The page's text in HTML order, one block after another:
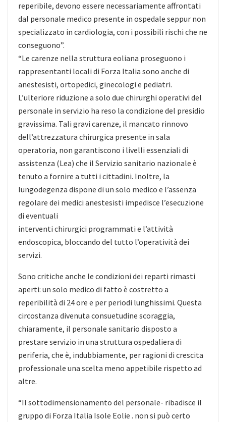
reperibile, devono essere necessariamente affrontati
dal personale medico presente in ospedale seppur non
specializzato in cardiologia, con i possibili rischi che ne
conseguono”.
“Le carenze nella struttura eoliana proseguono i
rappresentanti locali di Forza Italia sono anche di
anestesisti, ortopedici, ginecologi e pediatri.
L’ulteriore riduzione a solo due chirurghi operativi del
personale in servizio ha reso la condizione del presidio
gravissima. Tali gravi carenze, il mancato rinnovo
dell’attrezzatura chirurgica presente in sala
operatoria, non garantiscono i livelli essenziali di
assistenza (Lea) che il Servizio sanitario nazionale è
tenuto a fornire a tutti i cittadini. Inoltre, la
lungodegenza dispone di un solo medico e l’assenza
regolare dei medici anestesisti impedisce l’esecuzione
di eventuali
interventi chirurgici programmati e l’attività
endoscopica, bloccando del tutto l’operatività dei
servizi.
Sono critiche anche le condizioni dei reparti rimasti
aperti: un solo medico di fatto è costretto a
reperibilità di 24 ore e per periodi lunghissimi. Questa
circostanza divenuta consuetudine scoraggia,
chiaramente, il personale sanitario disposto a
prestare servizio in una struttura ospedaliera di
periferia, che è, indubbiamente, per ragioni di crescita
professionale una scelta meno appetibile rispetto ad
altre.
“Il sottodimensionamento del personale- ribadisce il
gruppo di Forza Italia Isole Eolie . non si può certo